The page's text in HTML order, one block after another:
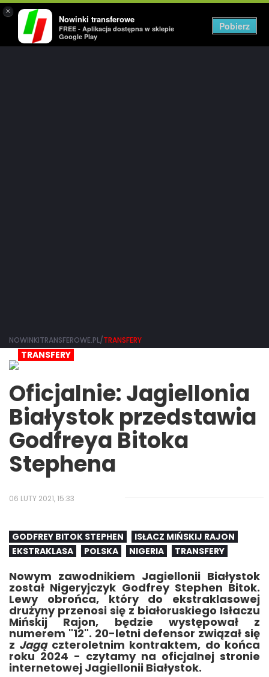
×
Nowinki transferowe
FREE - Aplikacja dostępna w sklepie
Google Play
Pobierz
NOWINKITRANSFEROWE.PL/TRANSFERY
TRANSFERY
Oficjalnie: Jagiellonia
Białystok przedstawia
Godfreya Bitoka
Stephena
06 LUTY 2021, 15:33
GODFREY BITOK STEPHEN
ISŁACZ MIŃSKIJ RAJON
EKSTRAKLASA
POLSKA NIGERIA TRANSFERY
Nowym zawodnikiem Jagiellonii Białystok
został Nigeryjczyk Godfrey Stephen Bitok.
Lewy obrońca, który do ekstraklasowej
drużyny przenosi się z białoruskiego Isłaczu
Mińskij Rajon, będzie występował z
numerem "12". 20-letni defensor związał się
z Jagączteroletnim kontraktem, do końca
roku 2024 - czytamy na oficjalnej stronie
internetowej Jagiellonii Białystok.